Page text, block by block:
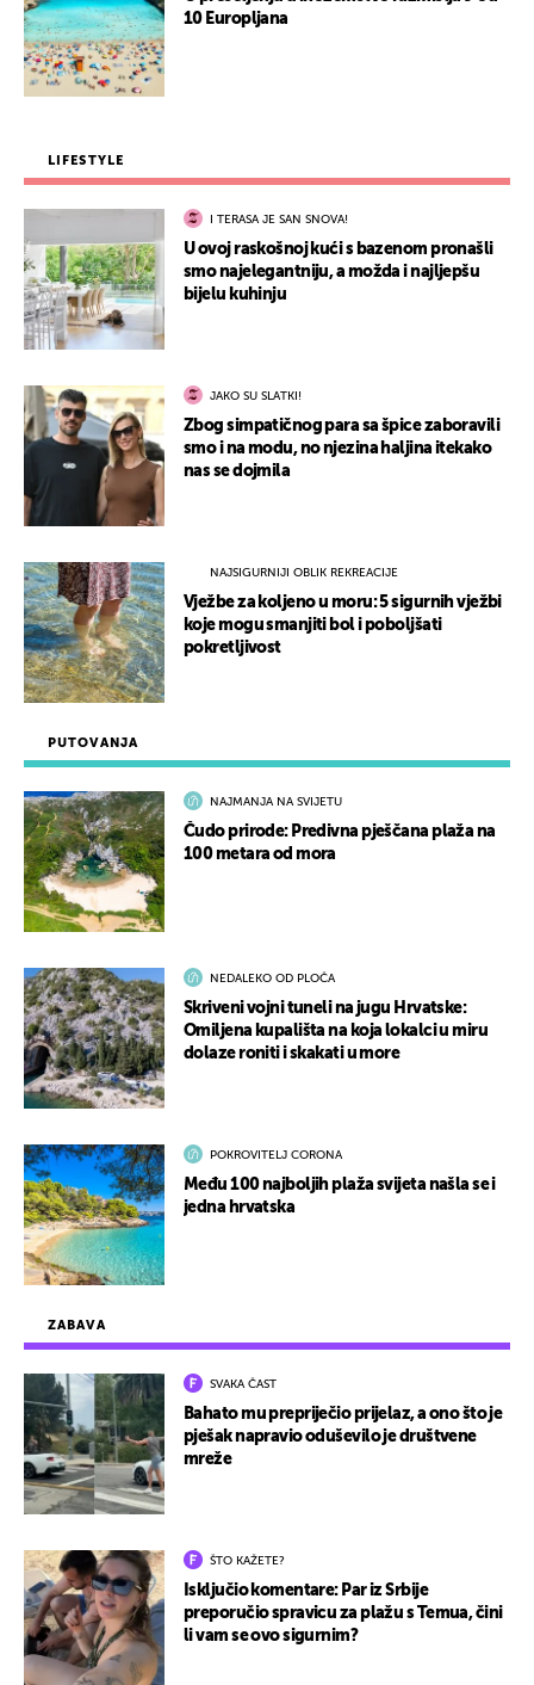
ZABAVA
SVAKA ČAST
Bahato mu prepriječio prijelaz, a ono što je
pješak napravio oduševilo je društvene
mreže
ŠTO KAŽETE?
Isključio komentare: Par iz Srbije
preporučio spravicu za plažu s Temua, čini
li vam se ovo sigurnim?
PUTOVANJA
NAJMANJA NA SVIJETU
Čudo prirode: Predivna pješčana plaža na
100 metara od mora
NEDALEKO OD PLOČA
Skriveni vojni tuneli na jugu Hrvatske:
Omiljena kupališta na koja lokalci u miru
dolaze roniti i skakati u more
POKROVITELJ CORONA
Među 100 najboljih plaža svijeta našla se i
jedna hrvatska
10 Europljana
LIFESTYLE
I TERASA JE SAN SNOVA!
U ovoj raskošnoj kući s bazenom pronašli
smo najelegantniju, a možda i najljepšu
bijelu kuhinju
JAKO SU SLATKI!
Zbog simpatičnog para sa špice zaboravili
smo i na modu, no njezina haljina itekako
nas se dojmila
NAJSIGURNIJI OBLIK REKREACIJE
Vježbe za koljeno u moru: 5 sigurnih vježbi
koje mogu smanjiti bol i poboljšati
pokretljivost